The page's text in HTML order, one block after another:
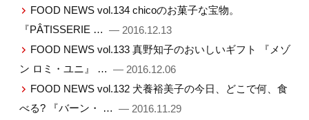
FOOD NEWS vol.134 chicoのお菓子な宝物。
『PÂTISSERIE … — 2016.12.13
FOOD NEWS vol.133 真野知子のおいしいギフト 『メゾ
ン ロミ・ユニ』 … — 2016.12.06
FOOD NEWS vol.132 犬養裕美子の今日、どこで何、食
べる? 『バーン・ … — 2016.11.29